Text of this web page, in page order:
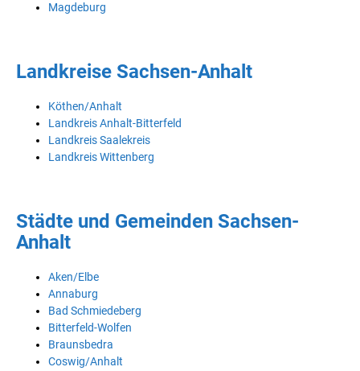
Magdeburg
Landkreise Sachsen-Anhalt
Köthen/Anhalt
Landkreis Anhalt-Bitterfeld
Landkreis Saalekreis
Landkreis Wittenberg
Städte und Gemeinden Sachsen-
Anhalt
Aken/Elbe
Annaburg
Bad Schmiedeberg
Bitterfeld-Wolfen
Braunsbedra
Coswig/Anhalt